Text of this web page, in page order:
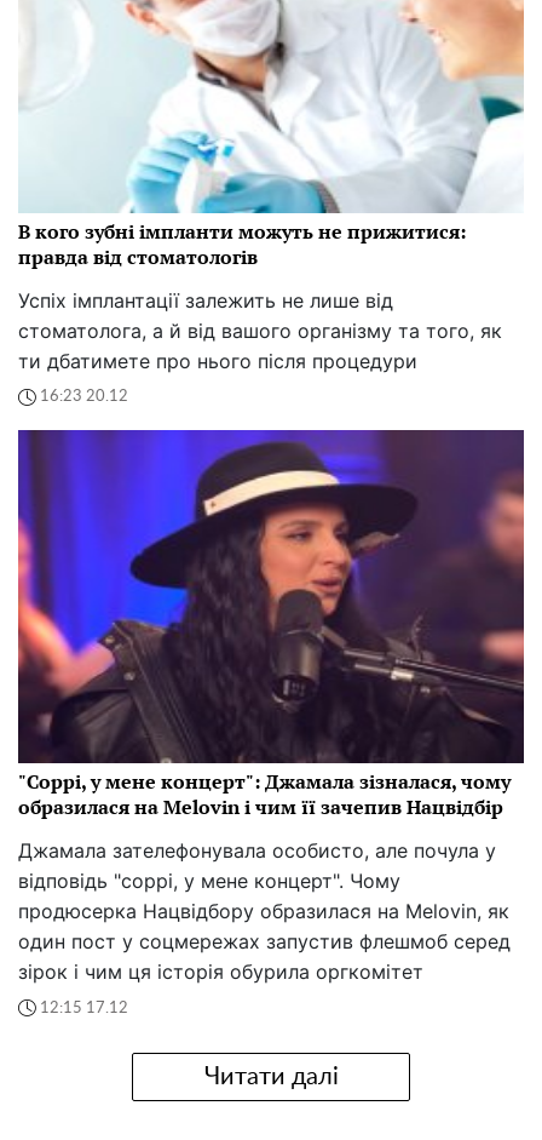
В кого зубні імпланти можуть не прижитися:
правда від стоматологів
Успіх імплантації залежить не лише від
стоматолога, а й від вашого організму та того, як
ти дбатимете про нього після процедури
16:23 20.12
"Соррі, у мене концерт": Джамала зізналася, чому
образилася на Melovin і чим її зачепив Нацвідбір
Джамала зателефонувала особисто, але почула у
відповідь "соррі, у мене концерт". Чому
продюсерка Нацвідбору образилася на Melovin, як
один пост у соцмережах запустив флешмоб серед
зірок і чим ця історія обурила оргкомітет
12:15 17.12
Читати далі